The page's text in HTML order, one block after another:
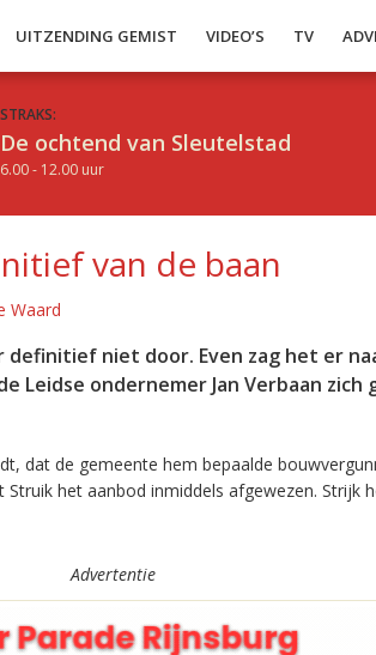
UITZENDING GEMIST VIDEO’S TV
STRAKS:
De ochtend van Sleutelstad
6.00 - 12.00 uur
van de baan
Waard
niet door. Even zag het er
Leidse ondernemer Jan Verbaan
dat de gemeente hem bepaalde
het aanbod inmiddels afgewezen. Strijk
Advertentie